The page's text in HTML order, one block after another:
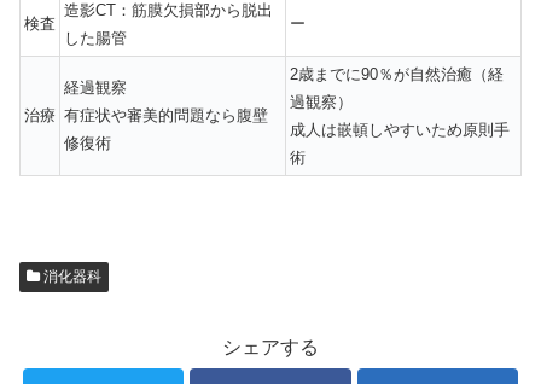
検査
造影CT：筋膜欠損部から脱出
した腸管
ー
治療
経過観察
有症状や審美的問題なら腹壁
修復術
2歳までに90％が自然治癒（経
過観察）
成人は嵌頓しやすいため原則手
術
消化器科
シェアする